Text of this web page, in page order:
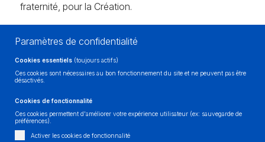
Paramètres de confidentialité
Cookies essentiels (toujours actifs)
Ces cookies sont nécessaires au bon fonctionnement du site et ne peuvent pas être
désactivés.
Cookies de fonctionnalité
Ces cookies permettent d'améliorer votre expérience utilisateur (ex: sauvegarde de
préférences).
Activer les cookies de fonctionnalité
fraternité, pour la Création.
C.S
Pôle communication
Un atelier pour prendre soin de ses
émotions
Le Forum des transistion, était avant tout un espace
pour réfléchir à notre manière de vivre et identifier le
chemin que nous voulons emprunter. Mais après un